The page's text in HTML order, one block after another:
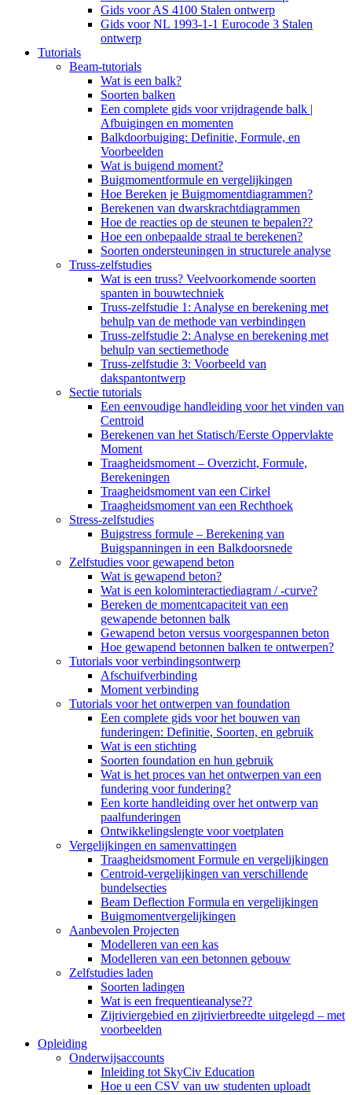
Gids voor AS 4100 Stalen ontwerp
Gids voor NL 1993-1-1 Eurocode 3 Stalen
ontwerp
Tutorials
Beam-tutorials
Wat is een balk?
Soorten balken
Een complete gids voor vrijdragende balk |
Afbuigingen en momenten
Balkdoorbuiging: Definitie, Formule, en
Voorbeelden
Wat is buigend moment?
Buigmomentformule en vergelijkingen
Hoe Bereken je Buigmomentdiagrammen?
Berekenen van dwarskrachtdiagrammen
Hoe de reacties op de steunen te bepalen??
Hoe een onbepaalde straal te berekenen?
Soorten ondersteuningen in structurele analyse
Truss-zelfstudies
Wat is een truss? Veelvoorkomende soorten
spanten in bouwtechniek
Truss-zelfstudie 1: Analyse en berekening met
behulp van de methode van verbindingen
Truss-zelfstudie 2: Analyse en berekening met
behulp van sectiemethode
Truss-zelfstudie 3: Voorbeeld van
dakspantontwerp
Sectie tutorials
Een eenvoudige handleiding voor het vinden van
Centroid
Berekenen van het Statisch/Eerste Oppervlakte
Moment
Traagheidsmoment – ​​Overzicht, Formule,
Berekeningen
Traagheidsmoment van een Cirkel
Traagheidsmoment van een Rechthoek
Stress-zelfstudies
Buigstress formule – Berekening van
Buigspanningen in een Balkdoorsnede
Zelfstudies voor gewapend beton
Wat is gewapend beton?
Wat is een kolominteractiediagram / -curve?
Bereken de momentcapaciteit van een
gewapende betonnen balk
Gewapend beton versus voorgespannen beton
Hoe gewapend betonnen balken te ontwerpen?
Tutorials voor verbindingsontwerp
Afschuifverbinding
Moment verbinding
Tutorials voor het ontwerpen van foundation
Een complete gids voor het bouwen van
funderingen: Definitie, Soorten, en gebruik
Wat is een stichting
Soorten foundation en hun gebruik
Wat is het proces van het ontwerpen van een
fundering voor fundering?
Een korte handleiding over het ontwerp van
paalfunderingen
Ontwikkelingslengte voor voetplaten
Vergelijkingen en samenvattingen
Traagheidsmoment Formule en vergelijkingen
Centroid-vergelijkingen van verschillende
bundelsecties
Beam Deflection Formula en vergelijkingen
Buigmomentvergelijkingen
Aanbevolen Projecten
Modelleren van een kas
Modelleren van een betonnen gebouw
Zelfstudies laden
Soorten ladingen
Wat is een frequentieanalyse??
Zijriviergebied en zijrivierbreedte uitgelegd – met
voorbeelden
Opleiding
Onderwijsaccounts
Inleiding tot SkyCiv Education
Hoe u een CSV van uw studenten uploadt